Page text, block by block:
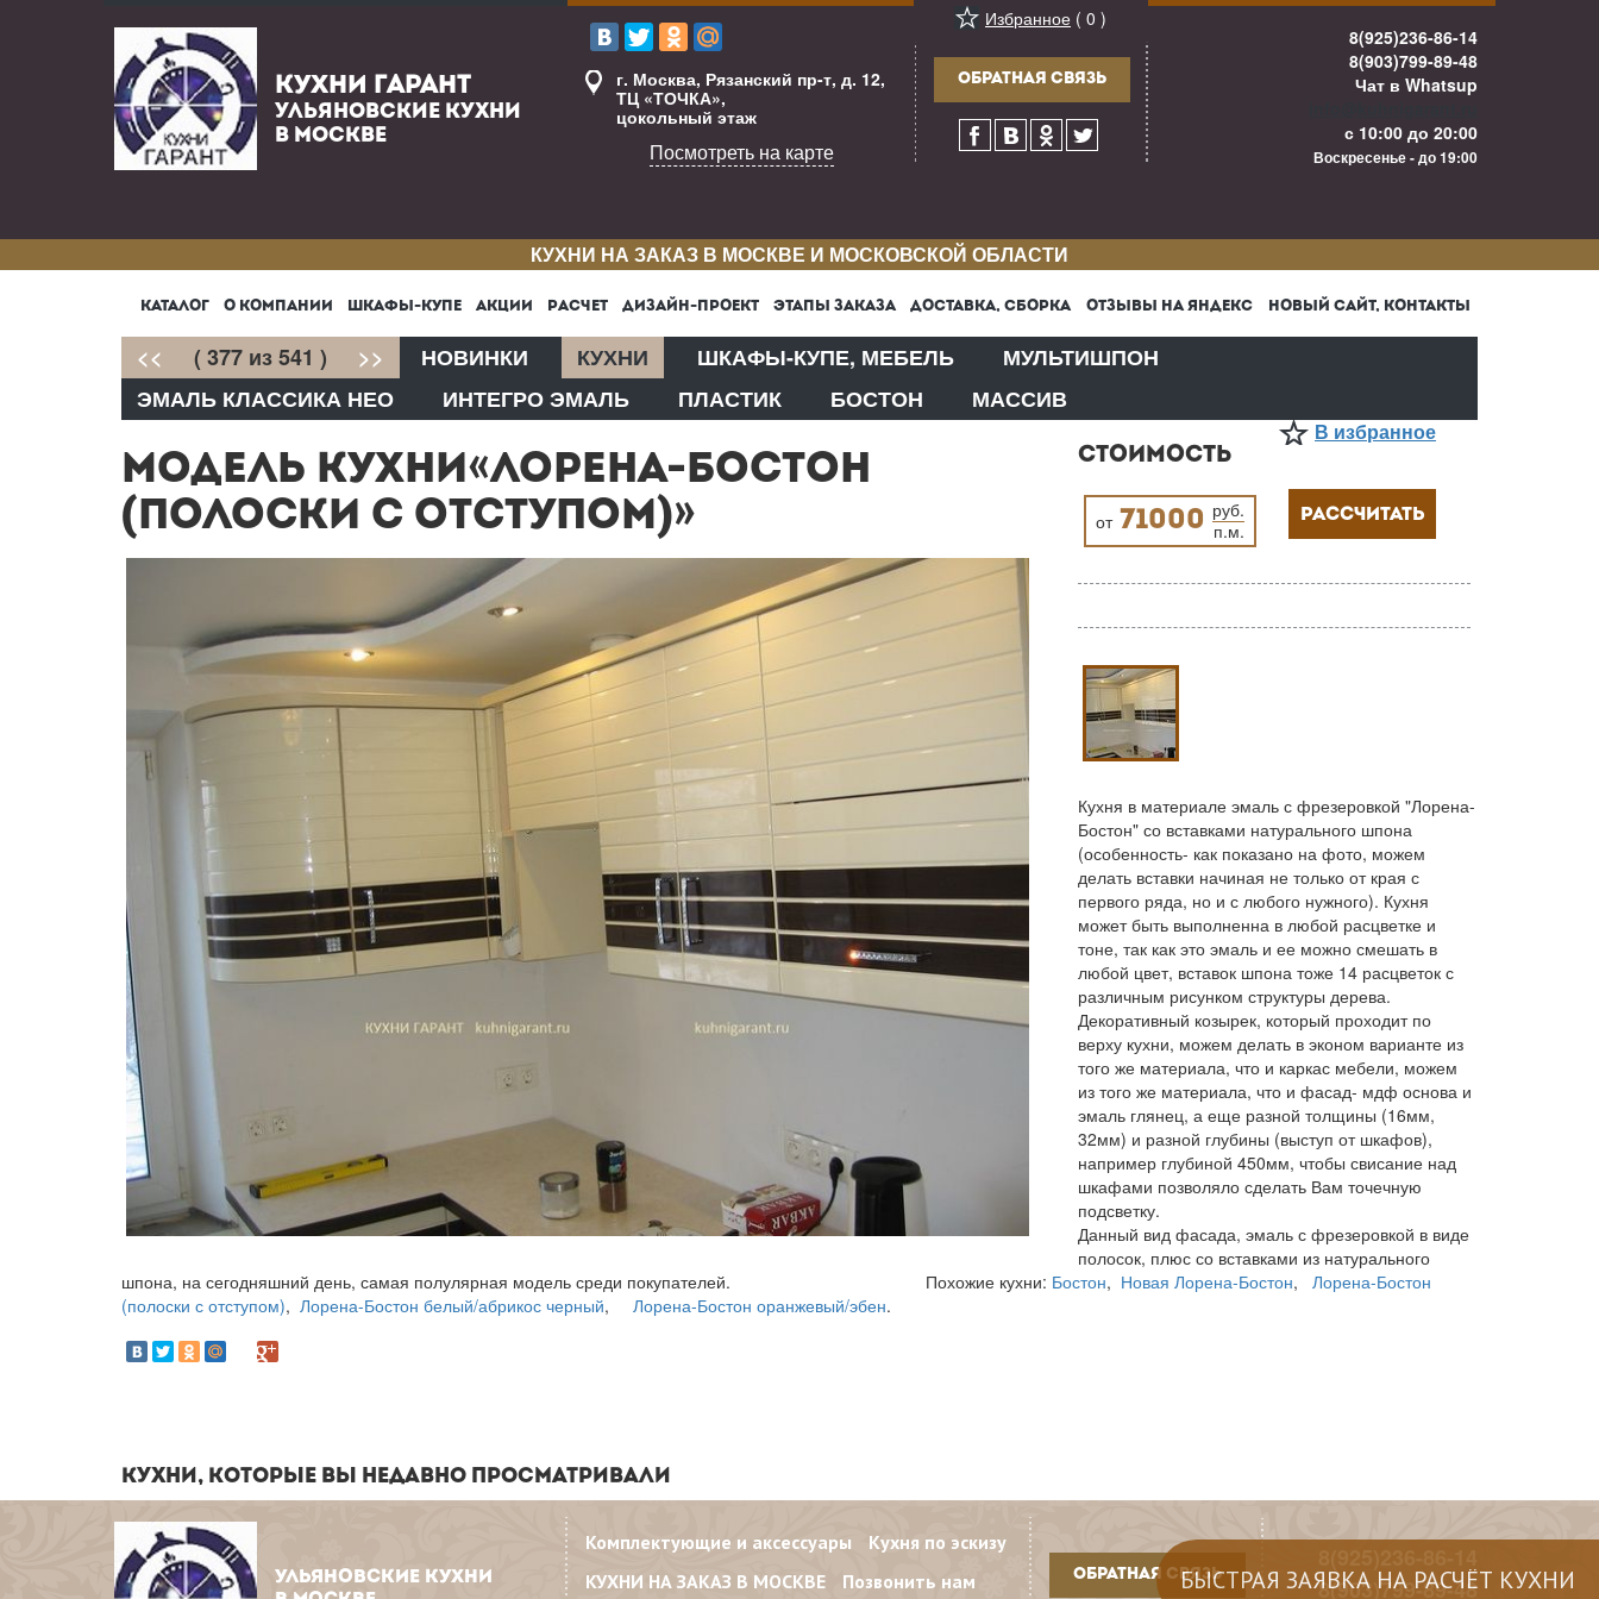
БЫСТРАЯ ЗАЯВКА НА РАСЧЁТ КУХНИ
КУХНИ ГАРАНТ
УЛЬЯНОВСКИЕ КУХНИ
В МОСКВЕ
г. Москва, Рязанский пр-т, д. 12,
ТЦ «ТОЧКА»,
цокольный этаж
Посмотреть на карте
Избранное ( 0 )
ОБРАТНАЯ СВЯЗЬ
8(925)236-86-14
8(903)799-89-48
Чат в Whatsup
с 10:00 до 20:00
Воскресенье - до 19:00
КУХНИ НА ЗАКАЗ В МОСКВЕ И МОСКОВСКОЙ ОБЛАСТИ
КАТАЛОГ О КОМПАНИИ ШКАФЫ-КУПЕ АКЦИИ РАСЧЕТ ДИЗАЙН-ПРОЕКТ ЭТАПЫ ЗАКАЗА ДОСТАВКА, СБОРКА ОТЗЫВЫ НА ЯНДЕКС НОВЫЙ САЙТ, КОНТАКТЫ
<< ( 377 из 541 ) >> НОВИНКИ КУХНИ ШКАФЫ-КУПЕ, МЕБЕЛЬ
МУЛЬТИШПОН
ЭМАЛЬ КЛАССИКА НЕО
ИНТЕГРО ЭМАЛЬ ПЛАСТИК БОСТОН МАССИВ
МОДЕЛЬ КУХНИ«ЛОРЕНА-БОСТОН
(ПОЛОСКИ С ОТСТУПОМ)»
В избранное
СТОИМОСТЬ
от 71000 руб.
п.м.
РАССЧИТАТЬ
Кухня в материале эмаль с фрезеровкой "Лорена-
Бостон" со вставками натурального шпона
(особенность- как показано на фото, можем
делать вставки начиная не только от края с
первого ряда, но и с любого нужного). Кухня
может быть выполненна в любой расцветке и
тоне, так как это эмаль и ее можно смешать в
любой цвет, вставок шпона тоже 14 расцветок с
различным рисунком структуры дерева.
Декоративный козырек, который проходит по
верху кухни, можем делать в эконом варианте из
того же материала, что и каркас мебели, можем
из того же материала, что и фасад- мдф основа и
эмаль глянец, а еще разной толщины (16мм,
32мм) и разной глубины (выступ от шкафов),
например глубиной 450мм, чтобы свисание над
шкафами позволяло сделать Вам точечную
подсветку.
Данный вид фасада, эмаль с фрезеровкой в виде
полосок, плюс со вставками из натурального
шпона, на сегодняшний день, самая полулярная модель среди покупателей. Похожие кухни: Бостон, Новая Лорена-Бостон, Лорена-Бостон
(полоски с отступом), Лорена-Бостон белый/абрикос черный, Лорена-Бостон оранжевый/эбен.
КУХНИ, КОТОРЫЕ ВЫ НЕДАВНО ПРОСМАТРИВАЛИ
УЛЬЯНОВСКИЕ КУХНИ
Комплектующие и аксессуары
Кухня по эскизу
КУХНИ НА ЗАКАЗ В МОСКВЕ
Позвонить нам ОБРАТНАЯ СВЯЗЬ
8(903)799-89-48